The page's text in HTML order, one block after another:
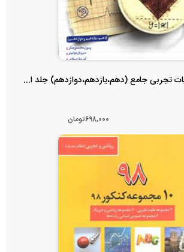
تجربی جامع (دهم،یازدهم،دوازدهم) جلد ا...
698,000تومان